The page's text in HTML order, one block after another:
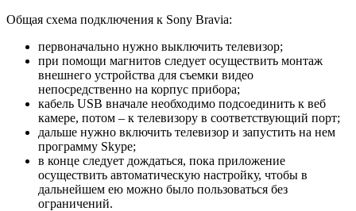
Общая схема подключения к Sony Bravia:
первоначально нужно выключить телевизор;
при помощи магнитов следует осуществить монтаж
внешнего устройства для съемки видео
непосредственно на корпус прибора;
кабель USB вначале необходимо подсоединить к веб
камере, потом – к телевизору в соответствующий порт;
дальше нужно включить телевизор и запустить на нем
программу Skype;
в конце следует дождаться, пока приложение
осуществить автоматическую настройку, чтобы в
дальнейшем ею можно было пользоваться без
ограничений.